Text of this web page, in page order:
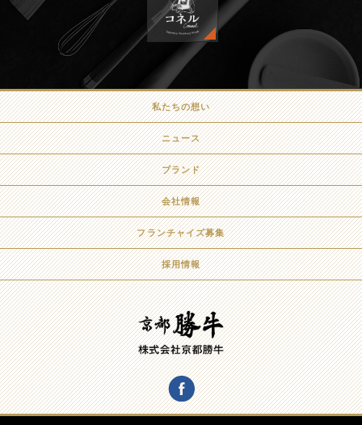
私たちの想い
ニュース
ブランド
会社情報
フランチャイズ募集
採用情報